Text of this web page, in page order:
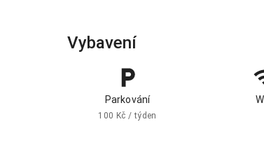
Vybavení
Parkování
100 Kč / týden